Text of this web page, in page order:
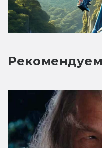
Рекомендуем